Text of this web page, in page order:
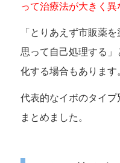
って治療法が大きく異
「とりあえず市販薬
思って自己処理する
化する場合もあります
代表的なイボのタイ
まとめました。